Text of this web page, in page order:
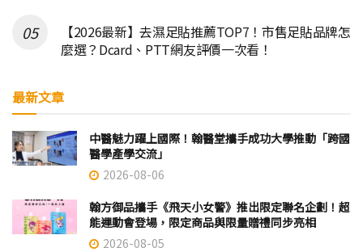
【2026最新】去濕足貼推薦TOP7！市售足貼品牌怎
麼選？Dcard、PTT網友評價一次看！
最新文章
中醫魅力躍上國際！翰醫堂攜手成功大學推動「跨國
醫學產學交流」
2026-08-06
翰方御品攜手《飛天小女警》推出限定聯名企劃！超
能運動會登場，限定商品與限量贈禮同步亮相
2026-08-05